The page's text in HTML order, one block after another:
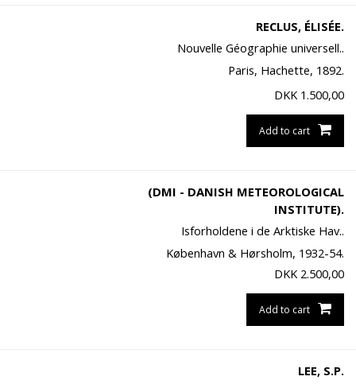
RECLUS, ÉLISÉE.
Nouvelle Géographie universell..
Paris, Hachette, 1892.
DKK 1.500,00
Add to cart
(DMI - DANISH METEOROLOGICAL
INSTITUTE).
Isforholdene i de Arktiske Hav..
København & Hørsholm, 1932-54.
DKK 2.500,00
Add to cart
LEE, S.P.